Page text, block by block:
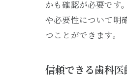
かも確認が必要です
や必要性について明
つことができます。
信頼できる歯科